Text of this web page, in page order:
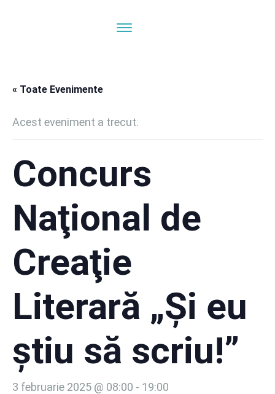
« Toate Evenimente
Acest eveniment a trecut.
Concurs
Naţional de
Creaţie
Literară „Şi eu
ştiu să scriu!”
3 februarie 2025 @ 08:00 - 19:00